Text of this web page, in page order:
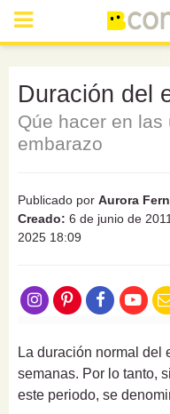
Duración del
Qúe hacer en
embarazo
Publicado por Aurora
Creado: 6 de junio de
2025 18:09
La duración normal del
semanas. Por lo tanto,
este periodo, se